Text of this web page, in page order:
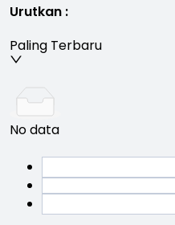
Urutkan :
Paling Terbaru
No data